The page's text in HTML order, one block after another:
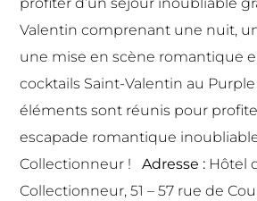
Valentin comprenant une nuit,
une mise en scène romantique
cocktails Saint-Valentin au
éléments sont réunis pour
escapade romantique
Collectionneur !Adresse : Hôtel
Collectionneur, 51 – 57 rue de